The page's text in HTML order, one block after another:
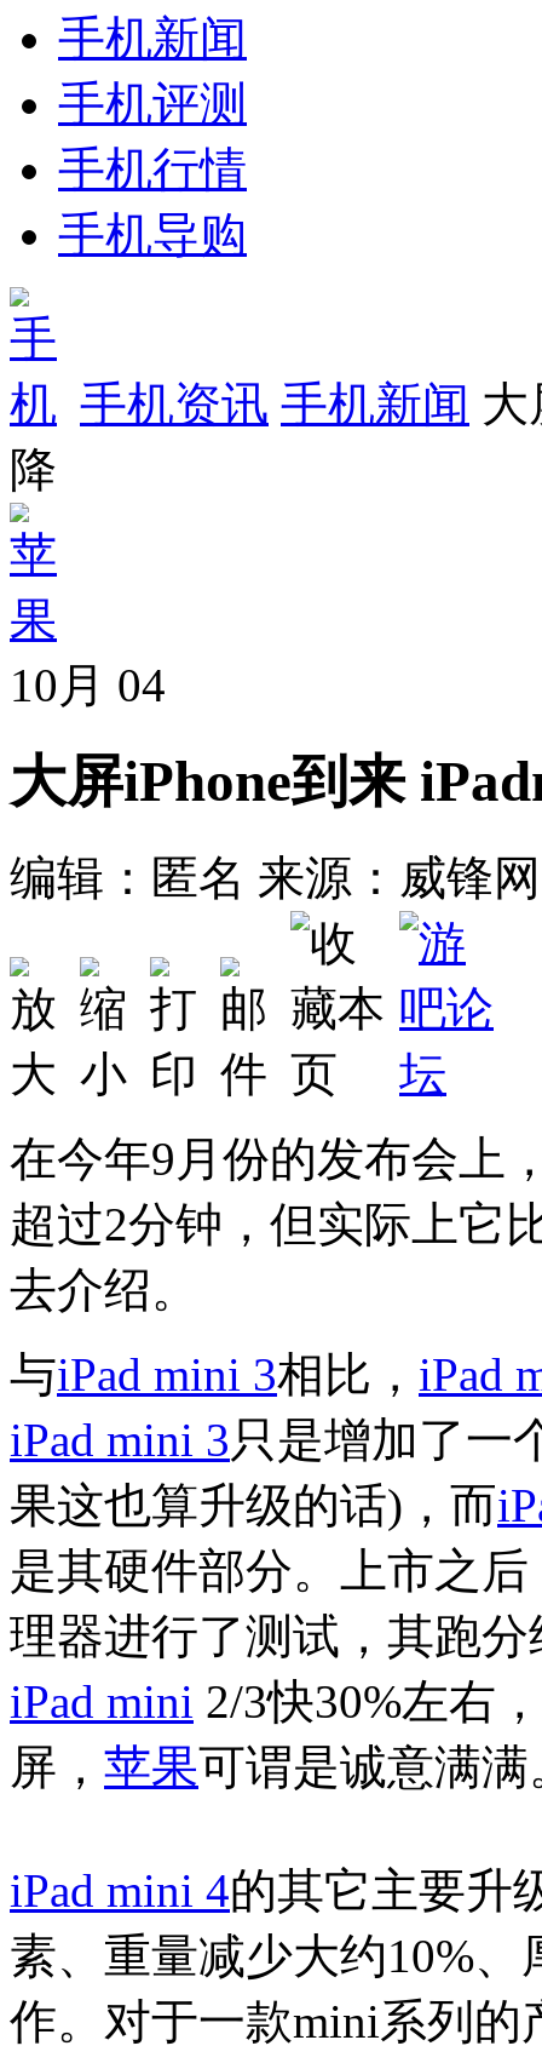
手机新闻
手机评测
手机行情
手机导购
手机资讯 手机新闻 大
降
10月 04
大屏iPhone到来
编辑：匿名 来源：威锋网
在今年9月份的发布会上
超过2分钟，但实际上它
去介绍。
与iPad mini 3相比， iPad
iPad mini 3只是增加了一
果这也算升级的话)，而
是其硬件部分。上市之
理器进行了测试，其跑
iPad mini 2/3快30%左右
屏， 苹果可谓是诚意满满
iPad mini 4的其它主要升
素、重量减少大约10%
作。对于一款mini系列